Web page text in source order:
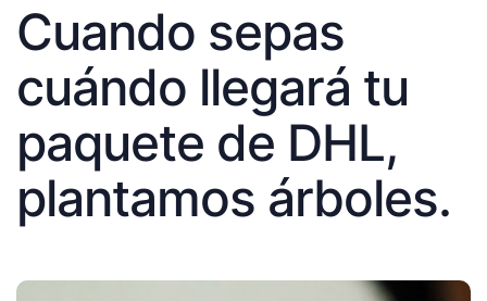
Cuando sepas
cuándo llegará tu
paquete de DHL,
plantamos árboles.